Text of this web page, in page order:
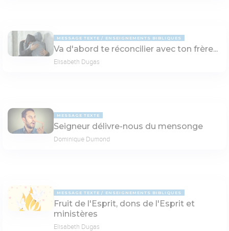
MESSAGE TEXTE ENSEIGNEMENTS BIBLIQUES
Va d'abord te réconcilier avec ton frère...
Elisabeth Dugas
MESSAGE TEXTE
Seigneur délivre-nous du mensonge
Dominique Dumond
MESSAGE TEXTE ENSEIGNEMENTS BIBLIQUES
Fruit de l'Esprit, dons de l'Esprit et
ministères
Elisabeth Dugas